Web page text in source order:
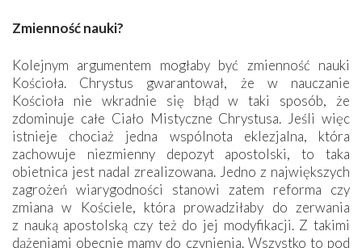
Zmienność nauki?
Kolejnym argumentem mogłaby być zmienność nauki
Kościoła. Chrystus gwarantował, że w nauczanie
Kościoła nie wkradnie się błąd w taki sposób, że
zdominuje całe Ciało Mistyczne Chrystusa. Jeśli więc
istnieje chociaż jedna wspólnota eklezjalna, która
zachowuje niezmienny depozyt apostolski, to taka
obietnica jest nadal zrealizowana. Jedno z największych
zagrożeń wiarygodności stanowi zatem reforma czy
zmiana w Kościele, która prowadziłaby do zerwania
z nauką apostolską czy też do jej modyfikacji. Z takimi
dążeniami obecnie mamy do czynienia. Wszystko to pod